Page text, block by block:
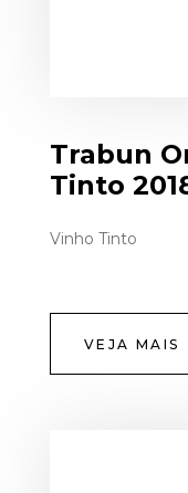
Trabun
Tinto
Vinho Tinto
VEJA MAIS